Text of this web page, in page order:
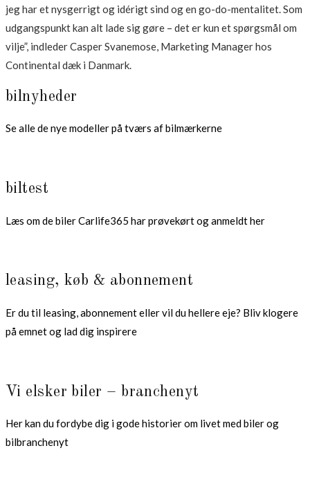
jeg har et nysgerrigt og idérigt sind og en go-do-mentalitet. Som
udgangspunkt kan alt lade sig gøre – det er kun et spørgsmål om
vilje”, indleder Casper Svanemose, Marketing Manager hos
Continental dæk i Danmark.
bilnyheder
Se alle de nye modeller på tværs af bilmærkerne
biltest
Læs om de biler Carlife365 har prøvekørt og anmeldt her
leasing, køb & abonnement
Er du til leasing, abonnement eller vil du hellere eje? Bliv klogere
på emnet og lad dig inspirere
Vi elsker biler – branchenyt
Her kan du fordybe dig i gode historier om livet med biler og
bilbranchenyt